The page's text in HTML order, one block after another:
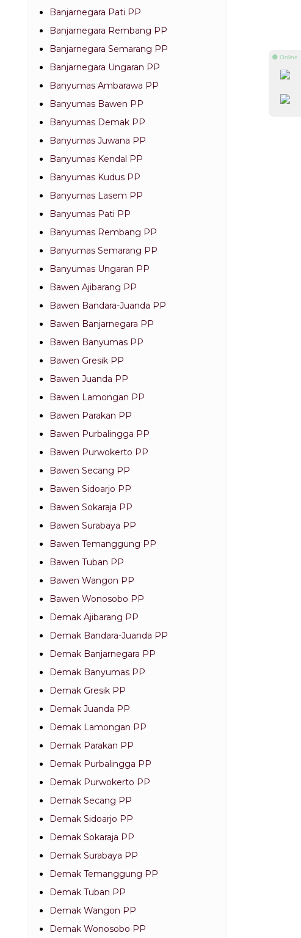
Banjarnegara Pati PP
Banjarnegara Rembang PP
Banjarnegara Semarang PP
Banjarnegara Ungaran PP
Banyumas Ambarawa PP
Banyumas Bawen PP
Banyumas Demak PP
Banyumas Juwana PP
Banyumas Kendal PP
Banyumas Kudus PP
Banyumas Lasem PP
Banyumas Pati PP
Banyumas Rembang PP
Banyumas Semarang PP
Banyumas Ungaran PP
Bawen Ajibarang PP
Bawen Bandara-Juanda PP
Bawen Banjarnegara PP
Bawen Banyumas PP
Bawen Gresik PP
Bawen Juanda PP
Bawen Lamongan PP
Bawen Parakan PP
Bawen Purbalingga PP
Bawen Purwokerto PP
Bawen Secang PP
Bawen Sidoarjo PP
Bawen Sokaraja PP
Bawen Surabaya PP
Bawen Temanggung PP
Bawen Tuban PP
Bawen Wangon PP
Bawen Wonosobo PP
Demak Ajibarang PP
Demak Bandara-Juanda PP
Demak Banjarnegara PP
Demak Banyumas PP
Demak Gresik PP
Demak Juanda PP
Demak Lamongan PP
Demak Parakan PP
Demak Purbalingga PP
Demak Purwokerto PP
Demak Secang PP
Demak Sidoarjo PP
Demak Sokaraja PP
Demak Surabaya PP
Demak Temanggung PP
Demak Tuban PP
Demak Wangon PP
Demak Wonosobo PP
⚫ Online